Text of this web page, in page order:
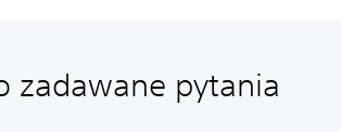
zadawane pytania